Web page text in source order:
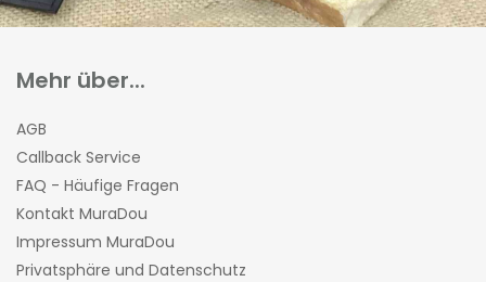
Mehr über...
AGB
Callback Service
FAQ - Häufige Fragen
Kontakt MuraDou
Impressum MuraDou
Privatsphäre und Datenschutz